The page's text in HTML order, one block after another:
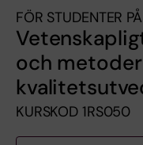
FÖR STUDENTER
och
KURSKOD 1RS050